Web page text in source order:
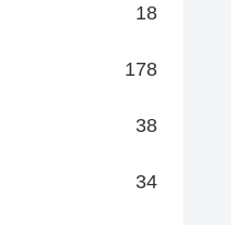
18
178
38
34